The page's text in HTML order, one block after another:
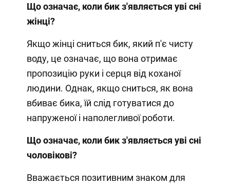
Що означає, коли бик з'являється уві сні
жінці?
Якщо жінці сниться бик, який п'є чисту
воду, це означає, що вона отримає
пропозицію руки і серця від коханої
людини. Однак, якщо сниться, як вона
вбиває бика, їй слід готуватися до
напруженої і наполегливої роботи.
Що означає, коли бик з'являється уві сні
чоловікові?
Вважається позитивним знаком для